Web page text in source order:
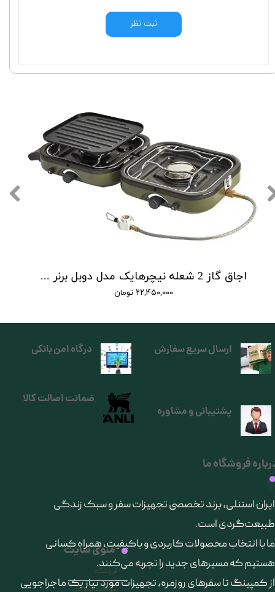
ثبت نظر
اجاق گاز 2 شعله نیچرهایک مدل دوبل برنر | double burner folding gas stove
۲۲,۴۵۰,۰۰۰ تومان
ارسال سریع سفارش
فروشگاه ما
​ایران استنلی، برند تخصصی تجهیزات سفر و سبک زندگی
طبیعت‌گردی است.
ما با انتخاب محصولات کاربردی و باکیفیت، همراه کسانی
هستیم که مسیرهای جدید را تجربه می‌کنند.
از کمپینگ تا سفرهای روزمره، تجهیزات مورد نیاز یک ماجراجویی
منوی سایت
فروشگاه
سوالات متداول
درگاه امن بانکی
پشتیبانی و مشاوره
ضمانت اصالت کالا